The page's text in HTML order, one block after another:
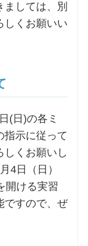
しては、別
しくお願いい
(日)の各ミ
指示に従って
しくお願いし
4日（日）
開ける実習
ですので、ぜ